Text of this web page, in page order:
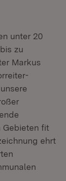
unter 20
zu
Markus
Gebieten fit
ehrt